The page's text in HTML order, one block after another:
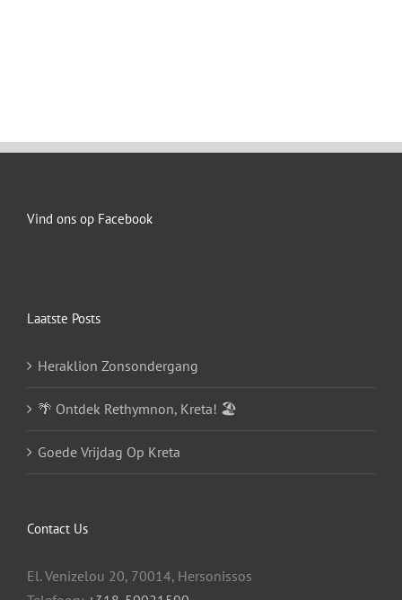
Vind ons op Facebook
Laatste Posts
Heraklion Zonsondergang
🌴 Ontdek Rethymnon, Kreta! 🏖️
Goede Vrijdag Op Kreta
Contact Us
El. Venizelou 20, 70014, Hersonissos